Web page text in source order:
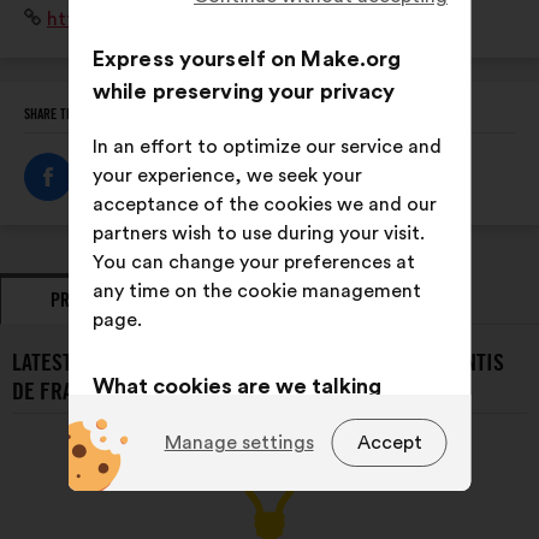
problématique, La valorisation de l'apprentissage, ses
métiers, ses parcours...
Website:
https://www.anaf.fr/
SHARE THIS PROFILE
PROPOSALS OPINIONS
LATEST PROPOSALS FROM L’ASSOCIATION DES APPRENTIS
DE FRANCE (ANAF):
Express yourself on Make.org
while preserving your privacy
In an effort to optimize our service and
your experience, we seek your
acceptance of the cookies we and our
partners wish to use during your visit.
You can change your preferences at
any time on the cookie management
page.
What cookies are we talking
about?
cookies that are
essential for the website’s
Accept
Manage settings